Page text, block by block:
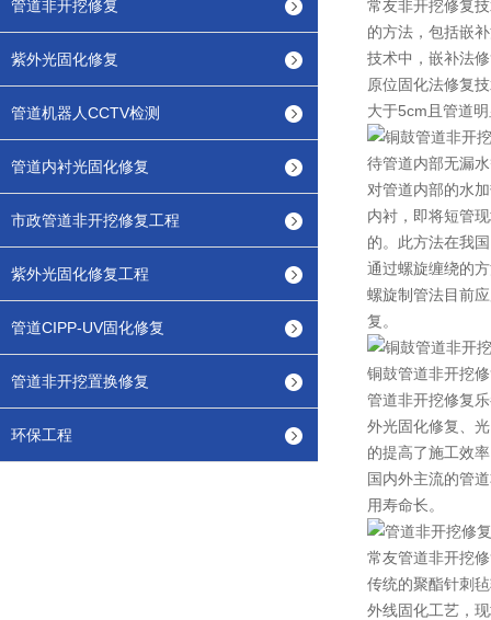
管道非开挖修复
紫外光固化修复
管道机器人CCTV检测
管道内衬光固化修复
市政管道非开挖修复工程
紫外光固化修复工程
管道CIPP-UV固化修复
管道非开挖置换修复
环保工程
常友非开挖修复
的方法，包括嵌
技术中，嵌补法
原位固化法修复
大于5cm且管道
待管道内部无漏
对管道内部的水
内衬，即将短管
的。此方法在我
通过螺旋缠绕的
螺旋制管法目前
复。
铜鼓管道非开挖
管道非开挖修复
外光固化修复、
的提高了施工效
国内外主流的管
用寿命长。
常友管道非开挖
传统的聚酯针刺
外线固化工艺，